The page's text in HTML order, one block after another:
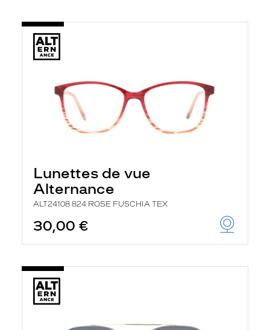
Lunettes de vue
Alternance
ALT24108 824 ROSE FUSCHIA TEX
30,00 €